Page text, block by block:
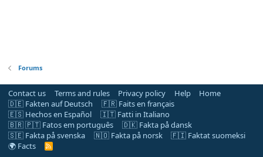
Forums
Contact us Terms and rules Privacy policy Help
Home
🇩🇪 Fakten auf Deutsch
🇫🇷 Faits en français
🇪🇸 Hechos en Español
🇮🇹 Fatti in Italiano
🇧🇷 🇵🇹 Fatos em português
🇩🇰 Fakta på dansk
🇸🇪 Fakta på svenska
🇳🇴 Fakta på norsk
🇫🇮 Faktat suomeksi
🌍 Facts
R